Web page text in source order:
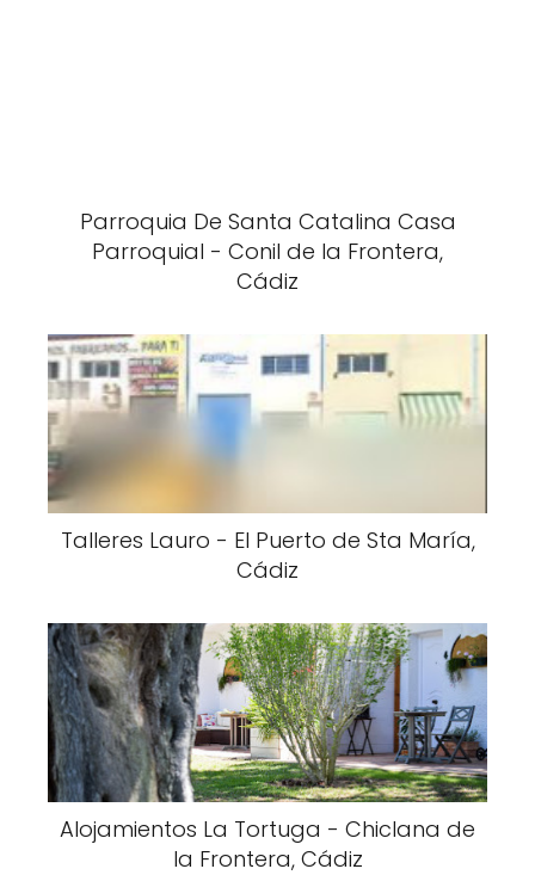
Parroquia De Santa Catalina Casa
Parroquial - Conil de la Frontera,
Cádiz
Talleres Lauro - El Puerto de Sta María,
Cádiz
Alojamientos La Tortuga - Chiclana de
la Frontera, Cádiz